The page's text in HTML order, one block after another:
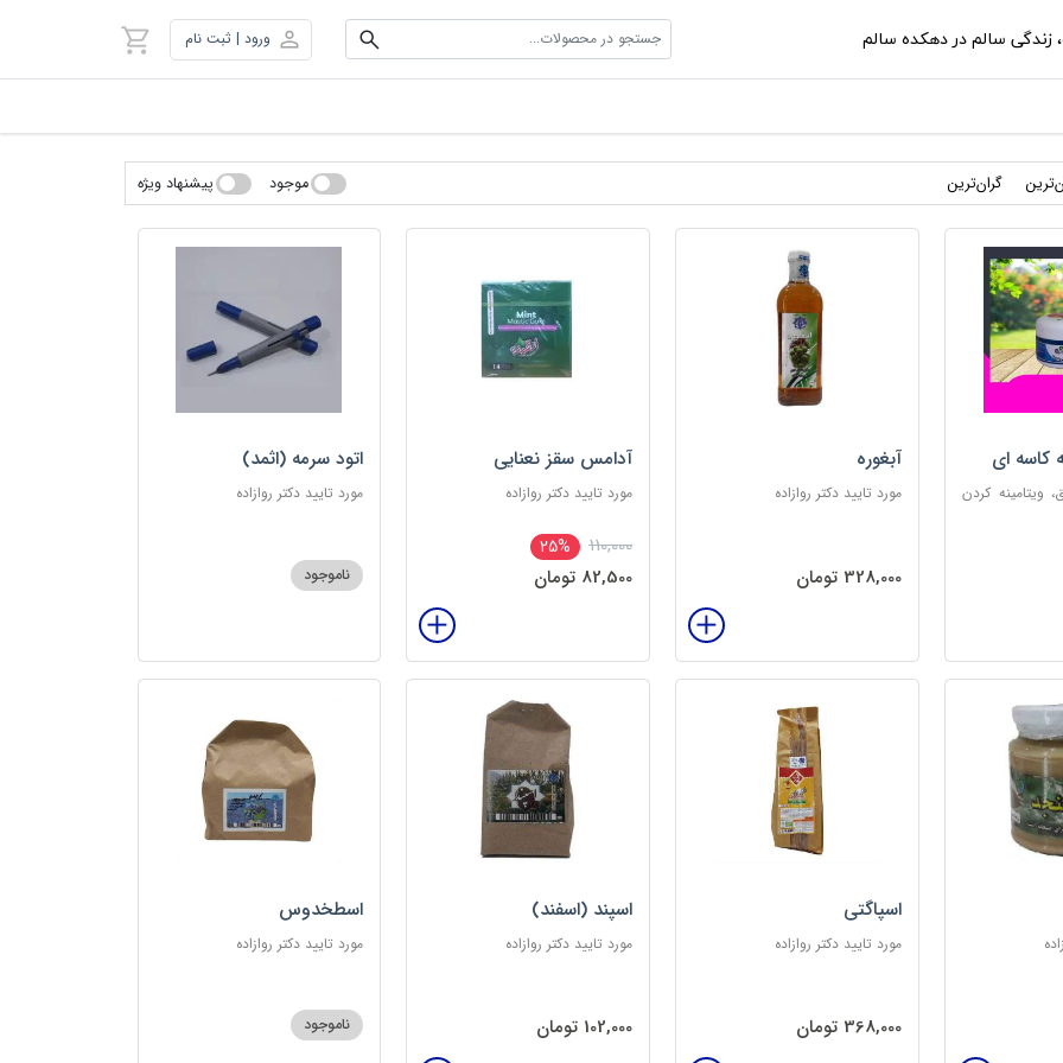
، زندگی سالم در دهکده سالم جستجو در محصولات... ورود | ثبت نام
گران‌ترین موجود پیشنهاد ویژه
کاسه ای
ویتامینه کردن
آبغوره
مورد تایید دکتر روازاده
328,000 تومان
آدامس سقز نعنایی
مورد تایید دکتر روازاده
110,000
25%
82,500 تومان
اتود سرمه (اثمد)
مورد تایید دکتر روازاده
ناموجود
اسپاگتی
مورد تایید دکتر روازاده
368,000 تومان
اسپند (اسفند)
مورد تایید دکتر روازاده
102,000 تومان
اسطخدوس
مورد تایید دکتر روازاده
ناموجود